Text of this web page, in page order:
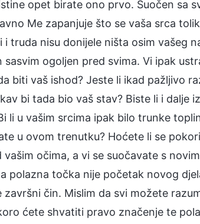
opet birate ono prvo. Suočen sa
Me zapanjuje što se vaša srca
i truda nisu donijele ništa osim vašeg
sasvim ogoljen pred svima. Vi ipak
biti vaš ishod? Jeste li ikad pažljivo
bi tada bio vaš stav? Biste li i dalje
li u vašim srcima ipak bilo trunke
u ovom trenutku? Hoćete li se
vašim očima, a vi se suočavate s
polazna točka nije početak novog
završni čin. Mislim da svi možete
ćete shvatiti pravo značenje te